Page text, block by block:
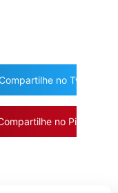
no Twitter
no Pinterest